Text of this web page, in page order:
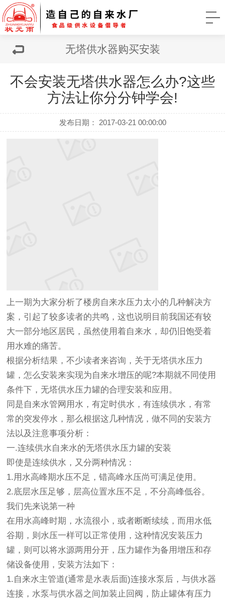
无塔供水器购买安装
不会安装无塔供水器怎么办?这些
方法让你分分钟学会!
发布日期： 2017-03-21 00:00:00
上一期为大家分析了楼房自来水压力太小的几种解决方
案，引起了较多读者的共鸣，这也说明目前我国还有较
大一部分地区居民，虽然使用着自来水，却仍旧饱受着
用水难的痛苦。
根据分析结果，不少读者来咨询，关于无塔供水压力
罐，怎么安装来实现为自来水增压的呢?本期就不同使用
条件下，无塔供水压力罐的合理安装和应用。
同是自来水管网用水，有定时供水，有连续供水，有常
常的突发停水，那么根据这几种情况，做不同的安装方
法以及注意事项分析：
一.连续供水自来水的无塔供水压力罐的安装
即使是连续供水，又分两种情况：
1.用水高峰期水压不足，错高峰水压尚可满足使用。
2.底层水压足够，层高位置水压不足，不分高峰低谷。
我们先来说第一种
在用水高峰时期，水流很小，或者断断续续，而用水低
谷期，则水压一样可以正常使用，这种情况安装压力
罐，则可以将水源两用分开，压力罐作为备用增压和存
储设备使用，安装方法如下：
1.自来水主管道(通常是水表后面)连接水泵后，与供水器
连接，水泵与供水器之间加装止回阀，防止罐体有压力